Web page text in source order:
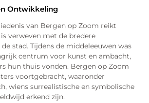
Ontwikkeling
van Bergen op Zoom reikt
verweven met de bredere
stad. Tijdens de middeleeuwen was
centrum voor kunst en ambacht,
hun thuis vonden. Bergen op Zoom
voortgebracht, waaronder
wiens surrealistische en symbolische
erkend zijn.